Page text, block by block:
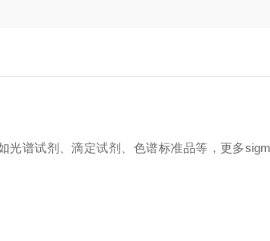
谱试剂、滴定试剂、色谱标准品等，更多